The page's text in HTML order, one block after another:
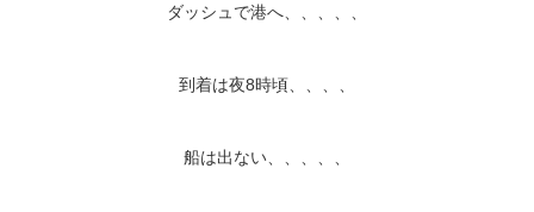
ダッシュで港へ、、、、、
到着は夜8時頃、、、、
船は出ない、、、、、